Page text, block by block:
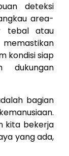
deteksi
area-
tebal atau
kondisi siap
dukungan
bagian
kita bekerja
yang ada,